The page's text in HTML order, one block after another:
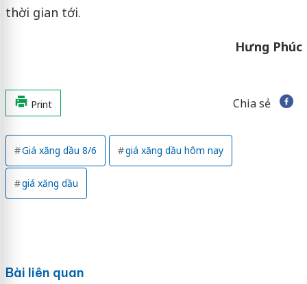
thời gian tới.
Hưng Phúc
Print Chia sẻ
Giá xăng dầu 8/6 giá xăng dầu hôm nay
giá xăng dầu
Bài liên quan